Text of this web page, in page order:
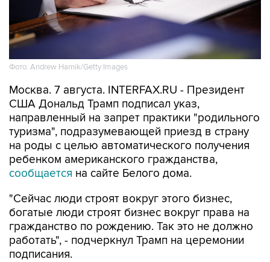
Фото: Andrew Harnik/Getty Images
Москва. 7 августа. INTERFAX.RU - Президент
США Дональд Трамп подписал указ,
направленный на запрет практики "родильного
туризма", подразумевающей приезд в страну
на роды с целью автоматического получения
ребенком американского гражданства,
сообщается на сайте Белого дома.
"Сейчас люди строят вокруг этого бизнес,
богатые люди строят бизнес вокруг права на
гражданство по рождению. Так это не должно
работать", - подчеркнул Трамп на церемонии
подписания.